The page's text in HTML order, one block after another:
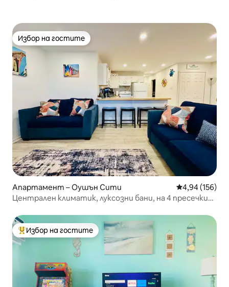
Избор на гостите
Избор на гостите
Апартамент – Оушън Сити Средна
4,94 (156)
Централен климатик, луксозни бани, на 4 пресечки
Най-популярен избор на гостите
Избор на гостите